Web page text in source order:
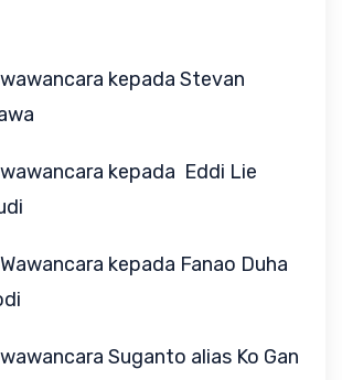
kepada Stevan
kepada Eddi Lie
kepada Fanao Duha
Suganto alias Ko Gan